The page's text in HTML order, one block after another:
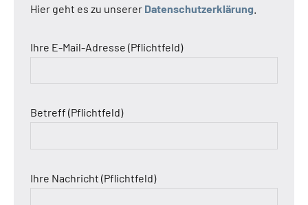
Hier geht es zu unserer Datenschutzerklärung
Ihre E-Mail-Adresse (Pflichtfeld)
Betreff (Pflichtfeld)
Ihre Nachricht (Pflichtfeld)